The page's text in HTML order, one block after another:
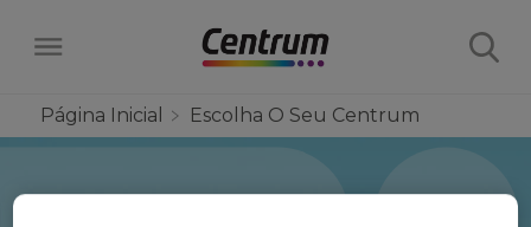
Produtos
Página Inicial Escolha O Seu Centrum